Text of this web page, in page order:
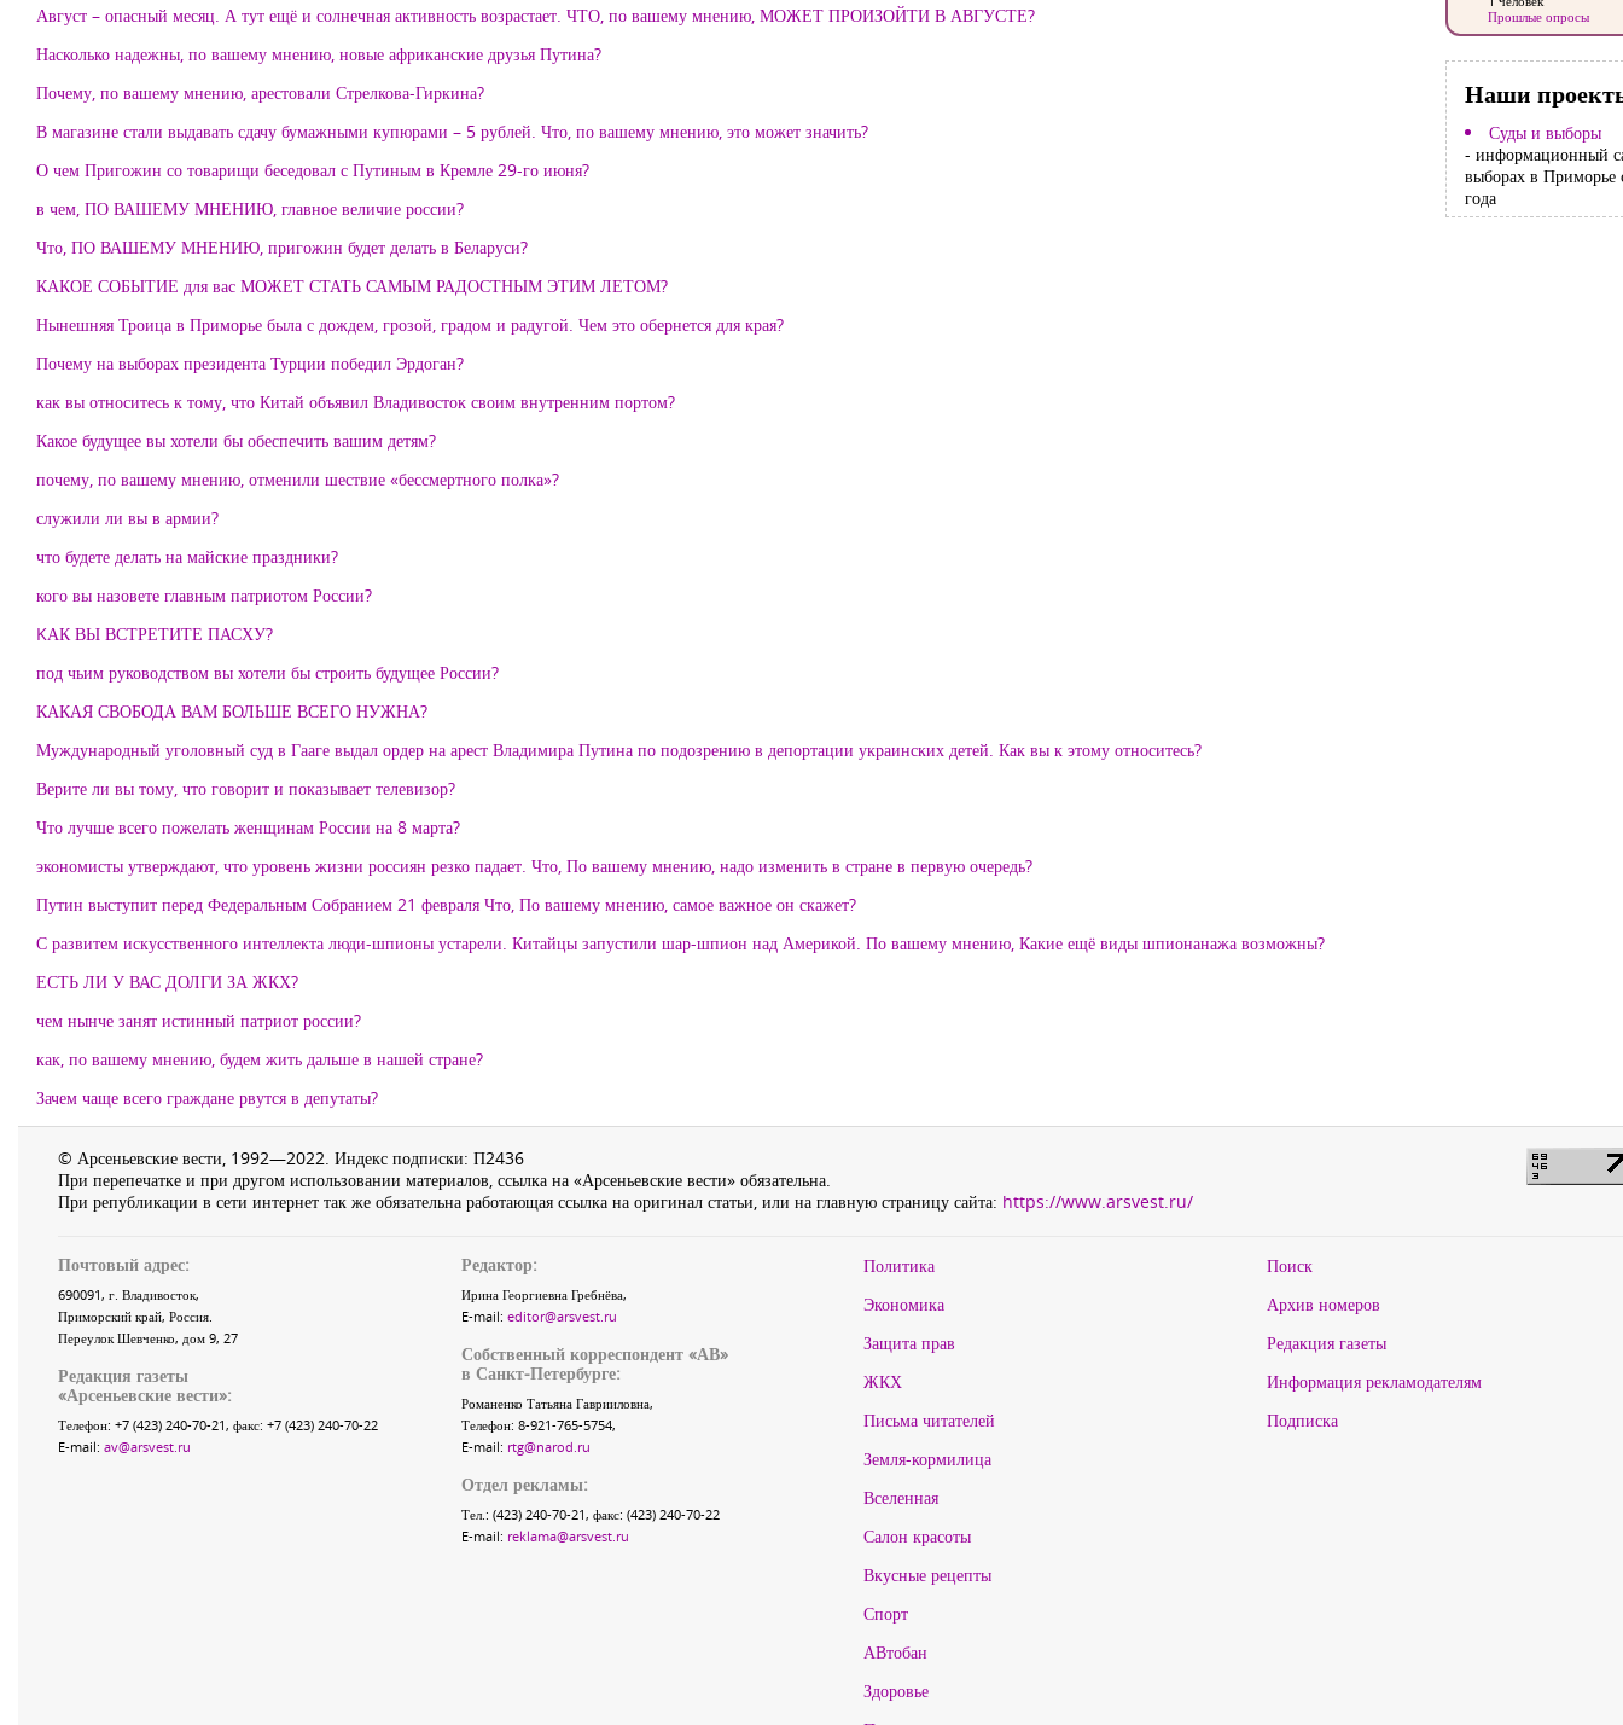
Август – опасный месяц. А тут ещё и солнечная активность возрастает. ЧТО, по вашему мнению, МОЖЕТ ПРОИЗОЙТИ В АВГУСТЕ?
Насколько надежны, по вашему мнению, новые африканские друзья Путина?
Почему, по вашему мнению, арестовали Стрелкова-Гиркина?
В магазине стали выдавать сдачу бумажными купюрами – 5 рублей. Что, по вашему мнению, это может значить?
О чем Пригожин со товарищи беседовал с Путиным в Кремле 29-го июня?
в чем, ПО ВАШЕМУ МНЕНИЮ, главное величие россии?
Что, ПО ВАШЕМУ МНЕНИЮ, пригожин будет делать в Беларуси?
КАКОЕ СОБЫТИЕ для вас МОЖЕТ СТАТЬ САМЫМ РАДОСТНЫМ ЭТИМ ЛЕТОМ?
Нынешняя Троица в Приморье была с дождем, грозой, градом и радугой. Чем это обернется для края?
Почему на выборах президента Турции победил Эрдоган?
как вы относитесь к тому, что Китай объявил Владивосток своим внутренним портом?
Какое будущее вы хотели бы обеспечить вашим детям?
почему, по вашему мнению, отменили шествие «бессмертного полка»?
служили ли вы в армии?
что будете делать на майские праздники?
кого вы назовете главным патриотом России?
KАК ВЫ ВСТРЕТИТЕ ПАСХУ?
под чьим руководством вы хотели бы строить будущее России?
КАКАЯ СВОБОДА ВАМ БОЛЬШЕ ВСЕГО НУЖНА?
Муждународный уголовный суд в Гааге выдал ордер на арест Владимира Путина по подозрению в депортации украинских детей. Как вы к этому относитесь?
Верите ли вы тому, что говорит и показывает телевизор?
Что лучше всего пожелать женщинам России на 8 марта?
экономисты утверждают, что уровень жизни россиян резко падает. Что, По вашему мнению, надо изменить в стране в первую очередь?
Путин выступит перед Федеральным Собранием 21 февраля Что, По вашему мнению, самое важное он скажет?
С развитем искусственного интеллекта люди-шпионы устарели. Китайцы запустили шар-шпион над Америкой. По вашему мнению, Какие ещё виды шпионанажа возможны?
ЕСТЬ ЛИ У ВАС ДОЛГИ ЗА ЖКХ?
чем нынче занят истинный патриот россии?
как, по вашему мнению, будем жить дальше в нашей стране?
Зачем чаще всего граждане рвутся в депутаты?
Прошлые опросы
Наши
Суды и выборы
- информационный
выборах в Приморье
года
© Арсеньевские вести, 1992—2022. Индекс подписки: П2436
При перепечатке и при другом использовании материалов, ссылка на «Арсеньевские вести» обязательна.
При републикации в сети интернет так же обязательна работающая ссылка на оригинал статьи, или на главную страницу сайта: https://www.arsvest.ru/
Почтовый адрес:
690091, г. Владивосток,
Приморский край, Россия.
Переулок Шевченко, дом 9, 27
Редакция газеты
«Арсеньевские вести»:
Телефон: +7 (423) 240-70-21, факс: +7 (423) 240-70-22
E-mail: av@arsvest.ru
Редактор:
Ирина Георгиевна Гребнёва,
E-mail: editor@arsvest.ru
Собственный корреспондент «АВ»
в Санкт-Петербурге:
Романенко Татьяна Гаврииловна,
Телефон: 8-921-765-5754,
E-mail: rtg@narod.ru
Отдел рекламы:
Тел.: (423) 240-70-21, факс: (423) 240-70-22
E-mail: reklama@arsvest.ru
Политика
Экономика
Защита прав
ЖКХ
Письма читателей
Земля-кормилица
Вселенная
Салон красоты
Вкусные рецепты
Спорт
АВтобан
Здоровье
Поиск
Архив номеров
Редакция газеты
Информация рекламодателям
Подписка